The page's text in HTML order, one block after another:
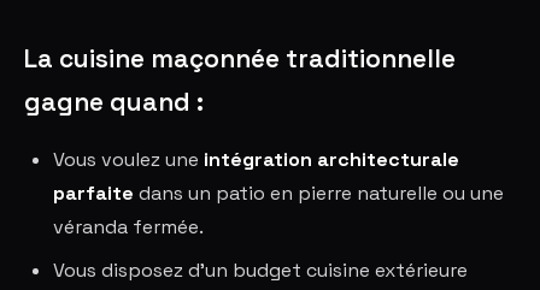
La cuisine maçonnée traditionnelle
gagne quand :
Vous voulez une intégration architecturale
parfaite dans un patio en pierre naturelle ou une
véranda fermée.
Vous disposez d'un budget cuisine extérieure